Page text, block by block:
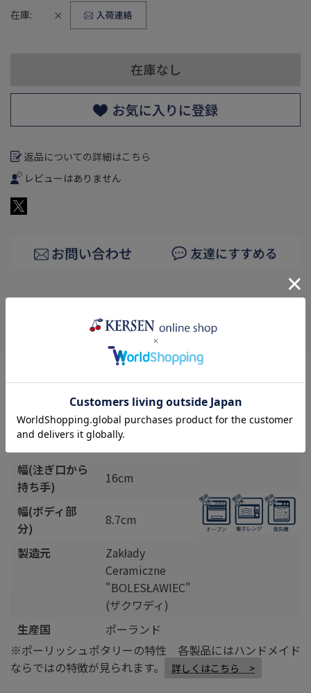
在庫: ×
返品についての詳細はこちら
レビューはありません
容量(満水時)
0.4L
14cm
幅(注ぎ口から
持ち手)
16cm
幅(ボディ部
分)
8.7cm
製造元
Zakłady
Ceramiczne
"BOLESŁAWIEC"
(ザクワディ)
生産国
ポーランド
※ポーリッシュポタリーの特性 各製品にはハンドメイド
ならではの特徴が見られます。
詳しくはこちら >